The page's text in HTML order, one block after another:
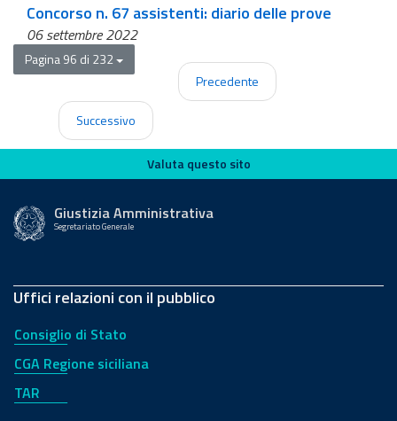
Concorso n. 67 assistenti: diario delle prove
06 settembre 2022
Pagina 96 di 232
Precedente
Successivo
Valuta questo sito
Valuta questo sito
Giustizia Amministrativa
Segretariato Generale
Uffici relazioni con il pubblico
Consiglio di Stato
CGA Regione siciliana
TAR